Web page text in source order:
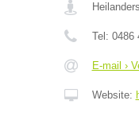
Tel: 0486
E-mail ›
Website: